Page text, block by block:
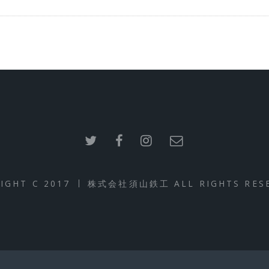
C 2017 株式会社須山鉄工 ALL RIGHTS